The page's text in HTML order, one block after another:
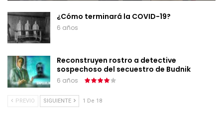
¿Cómo terminará la COVID-19?
6 años
Reconstruyen rostro a detective
sospechoso del secuestro de Budnik
6 años
PREVIO SIGUIENTE 1 De 18